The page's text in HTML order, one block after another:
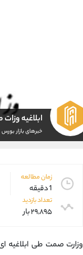
ابلاغیه
خبرهای بازار بورس
زمان مطالعه
1 دقیقه
تعداد بازدید
۲۹,۸۹۵ بار
وزارت صمت طی ابلاغیه